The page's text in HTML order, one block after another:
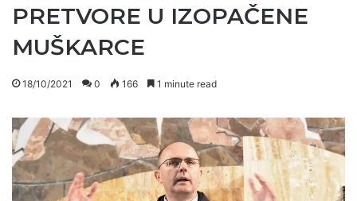
PRETVORE U IZOPAČENE
MUŠKARCE
18/10/2021 0 166 1 minute read